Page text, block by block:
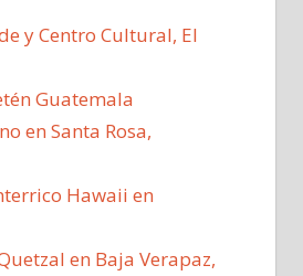
y Centro Cultural, El
Guatemala
en Santa Rosa,
Hawaii en
en Baja Verapaz,